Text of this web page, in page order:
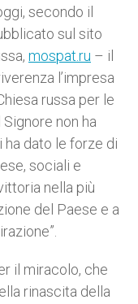
secondo il
sul sito
mospat.ru – il
l’impresa
russa per le
non ha
ha dato le forze di
sociali e
nella più
del Paese e a
il miracolo, che
rinascita della